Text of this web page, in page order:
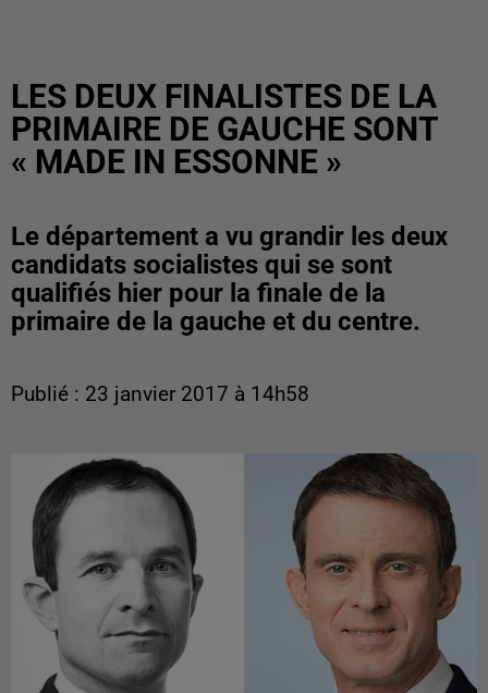
LES DEUX FINALISTES DE LA
PRIMAIRE DE GAUCHE SONT
« MADE IN ESSONNE »
Le département a vu grandir les deux
candidats socialistes qui se sont
qualifiés hier pour la finale de la
primaire de la gauche et du centre.
Publié : 23 janvier 2017 à 14h58